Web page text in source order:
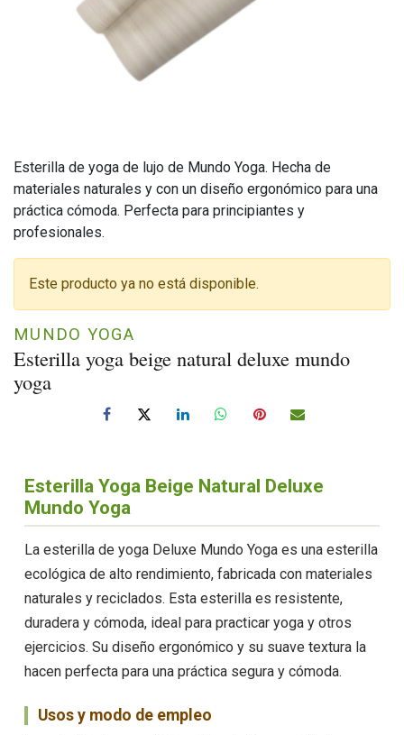
Esterilla yoga beige natural deluxe mundo
yoga
Esterilla de yoga de lujo de Mundo Yoga. Hecha de
materiales naturales y con un diseño ergonómico para una
práctica cómoda. Perfecta para principiantes y
profesionales.
MUNDO YOGA
Este producto ya no está disponible.
Esterilla Yoga Beige Natural Deluxe
Mundo Yoga
La esterilla de yoga Deluxe Mundo Yoga es una esterilla
ecológica de alto rendimiento, fabricada con materiales
naturales y reciclados. Esta esterilla es resistente,
duradera y cómoda, ideal para practicar yoga y otros
ejercicios. Su diseño ergonómico y su suave textura la
hacen perfecta para una práctica segura y cómoda.
Usos y modo de empleo